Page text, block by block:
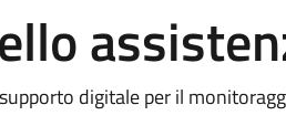
digitale per il